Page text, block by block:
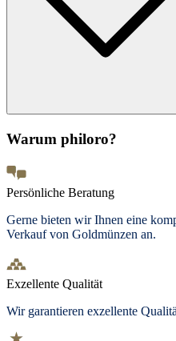
Warum philoro?
Persönliche Beratung
Gerne bieten wir Ihnen eine
Verkauf von Goldmünzen an.
Exzellente Qualität
Wir garantieren exzellente